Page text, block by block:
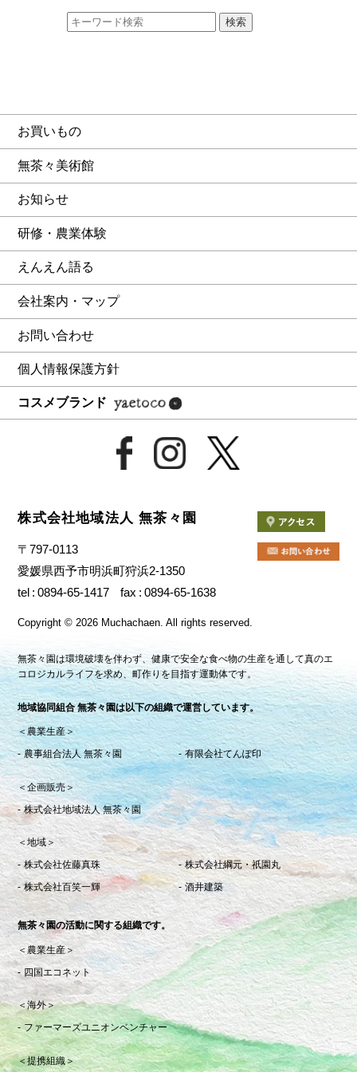
お買いもの
無茶々美術館
お知らせ
研修・農業体験
えんえん語る
会社案内・マップ
お問い合わせ
個人情報保護方針
コスメブランド
株式会社地域法人 無茶々園
〒797-0113
愛媛県西予市明浜町狩浜2-1350
tel
0894-65-1417 fax 0894-65-1638
Copyright© 2026 Muchachaen.All rights reserved.
無茶々園は環境破壊を伴わず、健康で安全な食べ物の生産を通して真のエ
コロジカルライフを求め、町作りを目指す運動体です。
地域協同組合 無茶々園は以下の組織で運営しています。
＜農業生産＞
農事組合法人 無茶々園
有限会社てんぽ印
＜企画販売＞
株式会社地域法人 無茶々園
＜地域＞
株式会社佐藤真珠
株式会社綱元・祇園丸
株式会社百笑一輝
酒井建築
無茶々園の活動に関する組織です。
＜農業生産＞
四国エコネット
＜海外＞
ファーマーズユニオンベンチャー
＜提携組織＞